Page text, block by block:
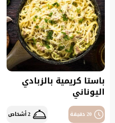
باستا كريمية بالزبادي
اليوناني
20 دقيقة 2 أشخاص